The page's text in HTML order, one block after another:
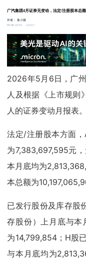
广汽集团4月证券无变动，法定/注册股本总
作者：集小微
05-06 22:51
6083
2026年5月6日，广
人及根据《上市规则
人的证券变动月报表。
法定/注册股本方面
为7,383,697,595元
本月底均为
本总额为
已发行股份及库存股
存股份）上月底与本
为14,799,854；H股
与本月底均为